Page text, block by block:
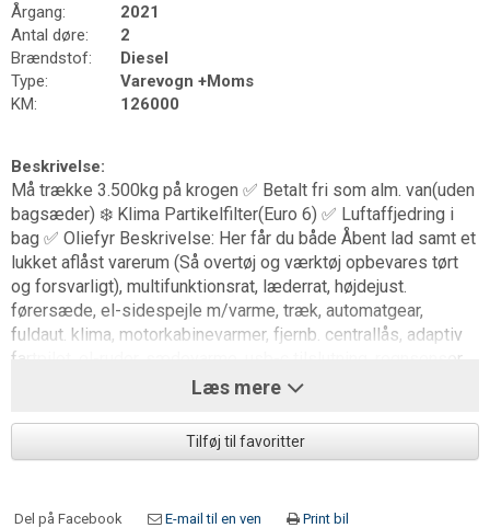
Årgang:
2021
Antal døre:
2
Brændstof:
Diesel
Type:
Varevogn +Moms
KM:
126000
Beskrivelse:
Må trække 3.500kg på krogen ✅ Betalt fri som alm. van(uden
bagsæder) ❄️ Klima Partikelfilter(Euro 6) ✅ Luftaffjedring i
bag ✅ Oliefyr Beskrivelse: Her får du både Åbent lad samt et
lukket aflåst varerum (Så overtøj og værktøj opbevares tørt
og forsvarligt), multifunktionsrat, læderrat, højdejust.
førersæde, el-sidespejle m/varme, træk, automatgear,
fuldaut. klima, motorkabinevarmer, fjernb. centrallås, adaptiv
fartpilot, el-ruder, sædevarme, usb-c tilslutning, regnsensor,
bakkamera, db. airbags, fartpilot, håndfrit til mobil,
leasingtilbud, med udbetaling helt ned til 15%, se vores mere
end 150 andre person og varebiler på tjautomobiler.dk, 50 år
Læs mere
Tilføj til favoritter
Del på Facebook E-mail til en ven Print bil